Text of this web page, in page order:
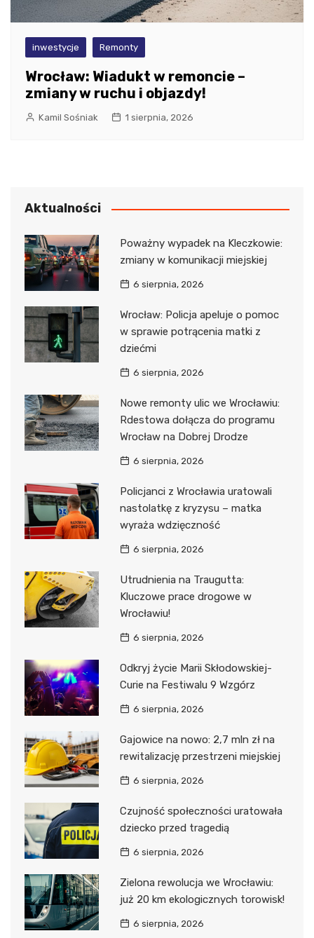
inwestycje Remonty
Wrocław: Wiadukt w remoncie –
zmiany w ruchu i objazdy!
Kamil Sośniak 1 sierpnia, 2026
Aktualności
Poważny wypadek na Kleczkowie:
zmiany w komunikacji miejskiej
6 sierpnia, 2026
Wrocław: Policja apeluje o pomoc
w sprawie potrącenia matki z
dziećmi
6 sierpnia, 2026
Nowe remonty ulic we Wrocławiu:
Rdestowa dołącza do programu
Wrocław na Dobrej Drodze
6 sierpnia, 2026
Policjanci z Wrocławia uratowali
nastolatkę z kryzysu – matka
wyraża wdzięczność
6 sierpnia, 2026
Utrudnienia na Traugutta:
Kluczowe prace drogowe w
Wrocławiu!
6 sierpnia, 2026
Odkryj życie Marii Skłodowskiej-
Curie na Festiwalu 9 Wzgórz
6 sierpnia, 2026
Gajowice na nowo: 2,7 mln zł na
rewitalizację przestrzeni miejskiej
6 sierpnia, 2026
Czujność społeczności uratowała
dziecko przed tragedią
6 sierpnia, 2026
Zielona rewolucja we Wrocławiu:
już 20 km ekologicznych torowisk!
6 sierpnia, 2026